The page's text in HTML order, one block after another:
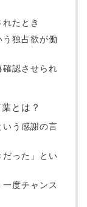
たとき
独占欲が働
確認させられ
とは？
いう感謝の言
だった」とい
一度チャンス